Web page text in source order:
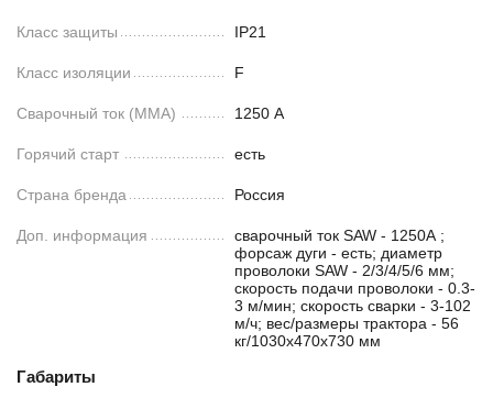
Класс защиты IP21
Класс изоляции F
Сварочный ток (MMA) 1250 А
Горячий старт есть
Страна бренда Россия
Доп. информация
сварочный ток SAW - 1250А ;
форсаж дуги - есть; диаметр
проволоки SAW - 2/3/4/5/6 мм;
скорость подачи проволоки - 0.3-
3 м/мин; скорость сварки - 3-102
м/ч; вес/размеры трактора - 56
кг/1030х470х730 мм
Габариты